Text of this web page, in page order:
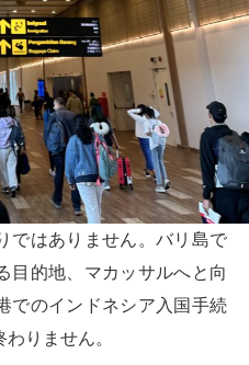
ではありません。バリ島で
目的地、マカッサルへと向
でのインドネシア入国手続
りません。